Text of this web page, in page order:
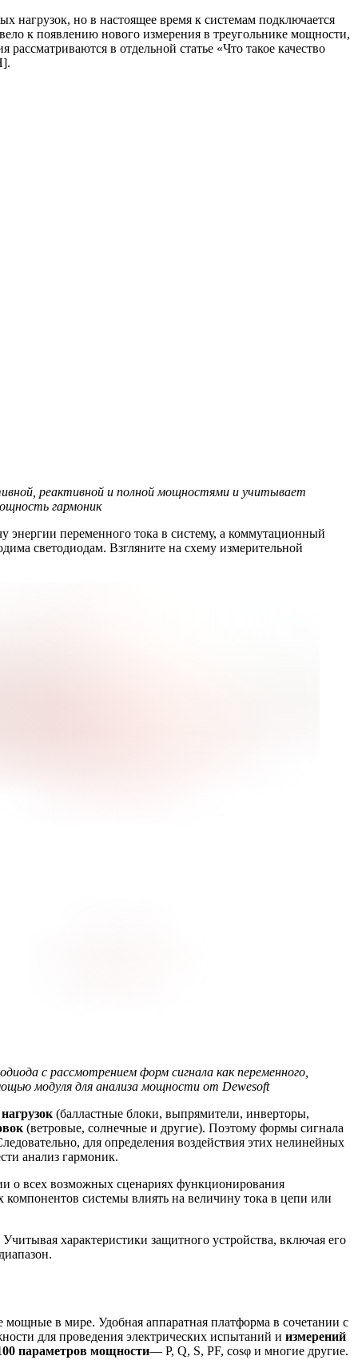
нагрузок, но в настоящее время к системам подключается
к появлению нового измерения в треугольнике мощности,
в отдельной статье «‎Что такое качество
реактивной и полной мощностями и учитывает
гармоник
переменного тока в систему, а коммутационный
светодиодам. Взгляните на схему измерительной
с рассмотрением форм сигнала как переменного,
модуля для анализа мощности от Dewesoft
(балластные блоки, выпрямители, инверторы,
(ветровые, солнечные и другие). Поэтому формы сигнала
для определения воздействия этих нелинейных
анализ гармоник.
о всех возможных сценариях функционирования
компонентов системы влиять на величину тока в цепи или
характеристики защитного устройства, включая его
в мире. Удобная аппаратная платформа в сочетании с
для проведения электрических испытаний и измерений
параметров мощности— P, Q, S, PF, cosφ и многие другие.